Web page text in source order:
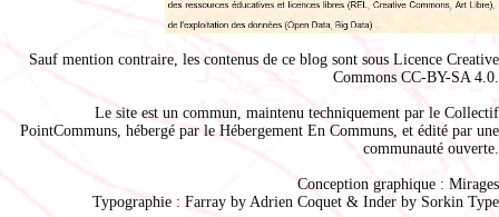
Sauf mention contraire, les contenus de ce blog sont sous Licence Creative
Commons CC-BY-SA 4.0.
Le site est un commun, maintenu techniquement par le Collectif
PointCommuns, hébergé par le Hébergement En Communs, et édité par une
communauté ouverte.
Conception graphique : Mirages
Typographie : Farray by Adrien Coquet & Inder by Sorkin Type